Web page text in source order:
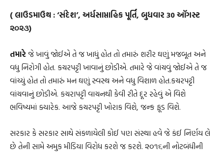
( લાઉડમાઉથ : ‘સંદેશ’, અર્ધસાપ્તાહિક પૂર્તિ, બુધવાર 30 ઑગસ્ટ
૨૦૨૩)
તમારે જે ખાવું જોઈએ તે જ ખાધું હોત તો તમારું શરીર ઘણું મજબૂત અને
વધુ નિરોગી હોત. કચરપટ્ટી ખાવાનું છોડીએ. તમારે જે વાંચવું જોઈએ તે જ
વાંચ્યું હોત તો તમારું મન ઘણું સ્વસ્થ અને વધુ વિશાળ હોત.કચરપટ્ટી
વાંચવાનું છોડીએ. કચરાપટ્ટી વાચનથી કેવી રીતે દૂર રહેવું એ વિશે
ભવિષ્યમાં ક્યારેક. આજે કચરપટ્ટી ખોરાક વિશે, જન્ક ફૂડ વિશે.
સરકાર કે સરકાર સાથે સંકળાયેલી કોઈ પણ સંસ્થા હવે જે કંઈ નિર્ણય લે
છે તેની સામે અમુક મીડિયા વિરોધ કરશે જ કરશે. ૨૦૧૬ની નોટબંધીની